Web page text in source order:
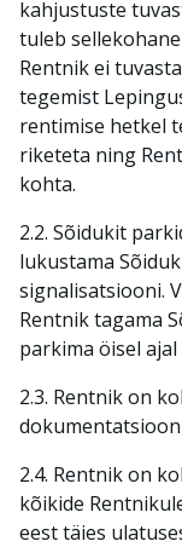
kahjustuste
tuleb
Rentnik ei
tegemist
rentimise hetkel
riketeta ning
kohta.
2.2. Sõidukit
lukustama
signalisatsiooni.
Rentnik tagama
parkima öisel
2.3. Rentnik on
2.4. Rentnik on
kõikide
eest täies